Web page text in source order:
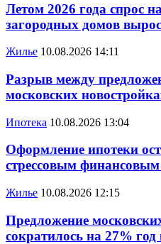
Летом 2026 года спрос
загородных домов
Жилье 10.08.2026 14:11
Разрыв между
московских
Ипотека 10.08.2026 13:04
Оформление ипотеки
стрессовым
Жилье 10.08.2026 12:15
Предложение
сократилось на 27% год